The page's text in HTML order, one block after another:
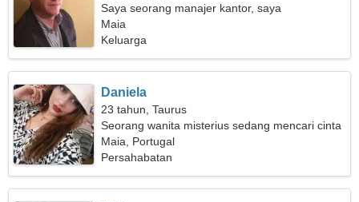
Saya seorang manajer kantor, saya
membutuhkan seorang wanita yang tidak biasa
Maia
Keluarga
Daniela
23 tahun, Taurus
Seorang wanita misterius sedang mencari cinta
sejati
Maia, Portugal
Persahabatan